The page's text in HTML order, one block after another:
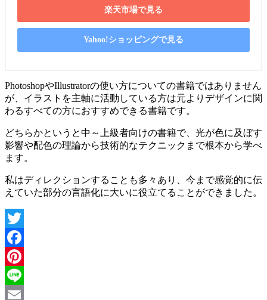
楽天市場で見る
Yahoo!ショッピングで見る
PhotoshopやIllustratorの使い方についての書籍ではありません
が、イラストを主軸に活動している方は元よりデザインに関
わるすべての方におすすめできる書籍です。
どちらかというと中～上級者向けの書籍で、光が色に及ぼす
影響や配色の理論から技術的なテクニックまで根本から学べ
ます。
私はディレクションすることも多々あり、今まで感覚的に伝
えていた部分の言語化に大いに役立てることができました。
Twitter
Facebook
Pinterest
Line